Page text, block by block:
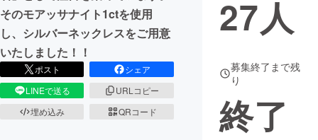
そのモアッサナイト1ctを使用
し、シルバーネックレスをご用意
いたしました！！
ポスト
シェア
LINEで送る
URLコピー
埋め込み
QRコード
27人
募集終了まで残
り
終了